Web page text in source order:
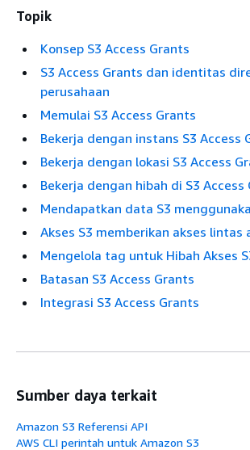
Topik
Konsep S3 Access Grants
S3 Access Grants dan identitas
perusahaan
Memulai S3 Access Grants
Bekerja dengan instans S3 Access
Bekerja dengan lokasi S3 Access
Bekerja dengan hibah di S3 Access
Mendapatkan data S3
Akses S3 memberikan akses lintas
Mengelola tag untuk Hibah Akses
Batasan S3 Access Grants
Integrasi S3 Access Grants
Sumber daya terkait
Amazon S3 Referensi API
AWS CLI perintah untuk Amazon S3